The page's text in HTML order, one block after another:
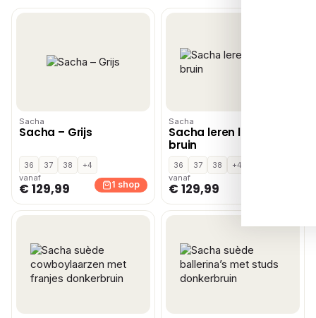
Sacha
Sacha – Grijs
36 37 38
+4
vanaf
€ 129,99 1 shop
Sacha
Sacha leren loafers
bruin
36 37 38
+4
vanaf
€ 129,99